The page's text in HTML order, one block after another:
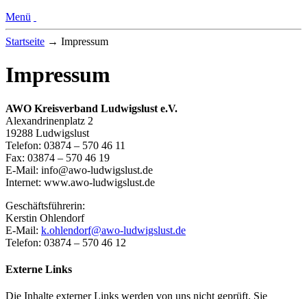
Menü
Startseite → Impressum
Impressum
AWO Kreisverband Ludwigslust e.V.
Alexandrinenplatz 2
19288 Ludwigslust
Telefon: 03874 – 570 46 11
Fax: 03874 – 570 46 19
E-Mail: info@awo-ludwigslust.de
Internet: www.awo-ludwigslust.de
Geschäftsführerin:
Kerstin Ohlendorf
E-Mail: k.ohlendorf@awo-ludwigslust.de
Telefon: 03874 – 570 46 12
Externe Links
Die Inhalte externer Links werden von uns nicht geprüft. Sie